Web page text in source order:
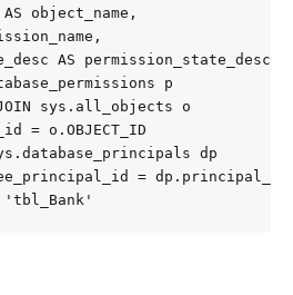
object_name,
AS permission_state_desc
p
sys.all_objects o
= o.OBJECT_ID
dp
= dp.principal_id